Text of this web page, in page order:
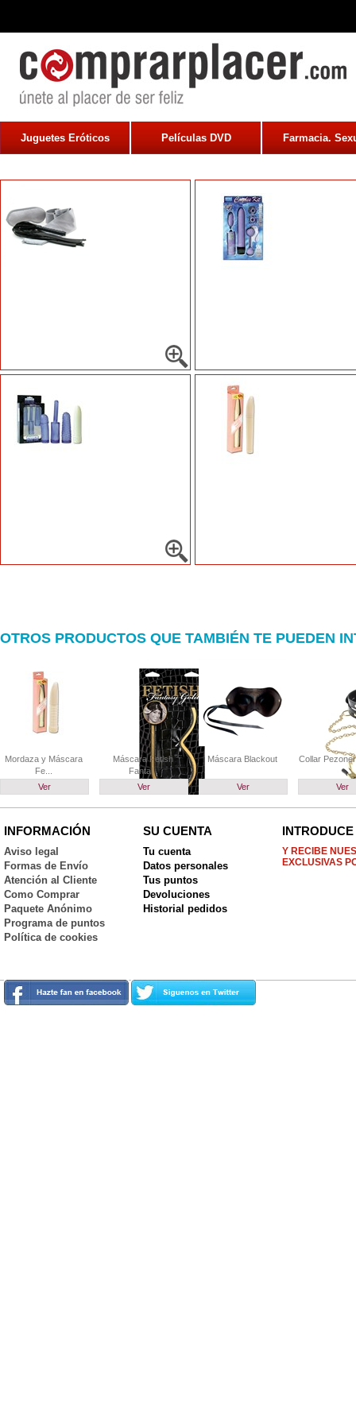
Juguetes Eróticos Películas DVD Farmacia.
OTROS PRODUCTOS QUE TAMBIÉN TE PUEDEN
Mordaza y Máscara
Fe...
Ver
Máscara Fetish
Fanta...
Ver
Máscara Blackout
Ver
Collar
Ver
INFORMACIÓN
Aviso legal
Formas de Envío
Atención al Cliente
Como Comprar
Paquete Anónimo
Programa de puntos
Política de cookies
SU CUENTA
Tu cuenta
Datos personales
Tus puntos
Devoluciones
Historial pedidos
Y RECIBE
EXCLUSIVAS